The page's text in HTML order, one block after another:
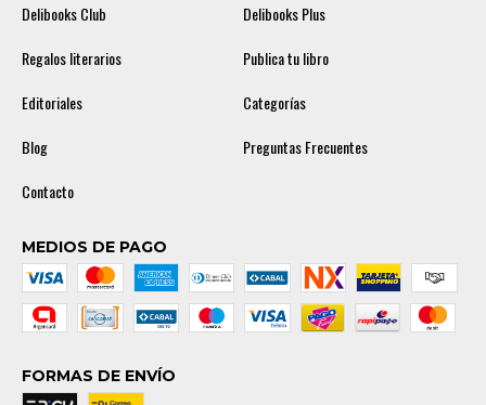
Delibooks Club
Delibooks Plus
Regalos literarios
Publica tu libro
Editoriales
Categorías
Blog
Preguntas Frecuentes
Contacto
MEDIOS DE PAGO
FORMAS DE ENVÍO